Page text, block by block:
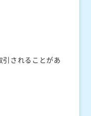
されることがあ